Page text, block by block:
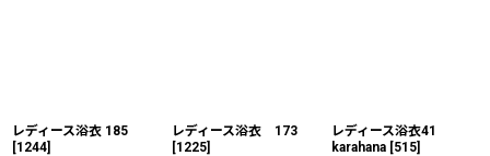
レディース浴衣 185
[1244]
レディース浴衣 173
[1225]
レディース浴衣41
karahana [515]